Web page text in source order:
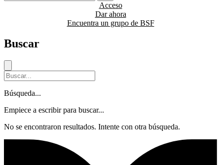
Acceso
Dar ahora
Encuentra un grupo de BSF
Buscar
Búsqueda...
Empiece a escribir para buscar...
No se encontraron resultados. Intente con otra búsqueda.